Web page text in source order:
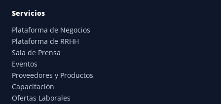
Servicios
Plataforma de Negocios
Plataforma de RRHH
Sala de Prensa
Eventos
Proveedores y Productos
Capacitación
Ofertas Laborales